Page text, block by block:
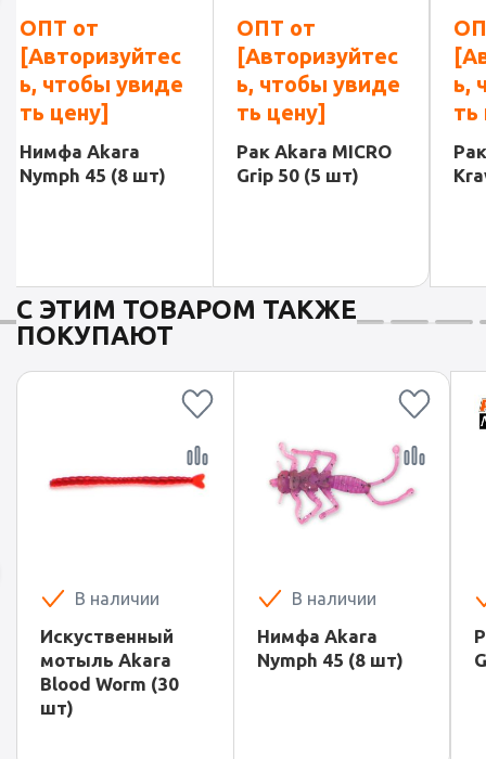
ОПТ от
[Авторизуйтес
ь, чтобы увиде
ть цену]
Нимфа Akara
Nymph 45 (8 шт)
ОПТ от
[Авторизуйтес
ь, чтобы увиде
ть цену]
Рак Akara MICRO
Grip 50 (5 шт)
ь,
ть
С ЭТИМ ТОВАРОМ ТАКЖЕ
ПОКУПАЮТ
В наличии
Искуственный
мотыль Akara
Blood Worm (30
шт)
В наличии
Нимфа Akara
Nymph 45 (8 шт)